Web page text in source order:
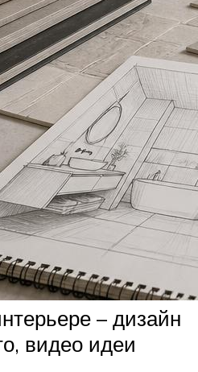
– дизайн
видео идеи